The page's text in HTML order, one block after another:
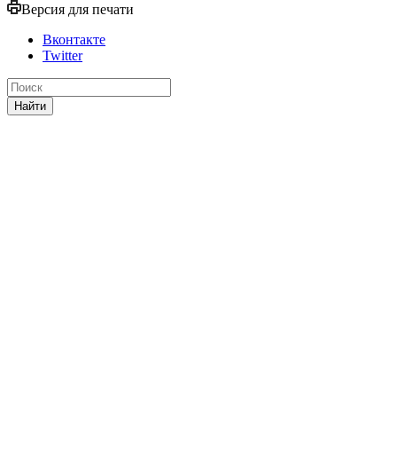
Версия для печати
Вконтакте
Twitter
Найти